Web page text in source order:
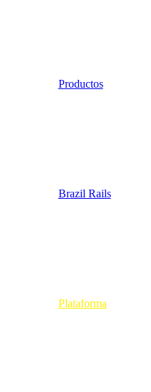
Productos
Brazil Rails
Plataforma